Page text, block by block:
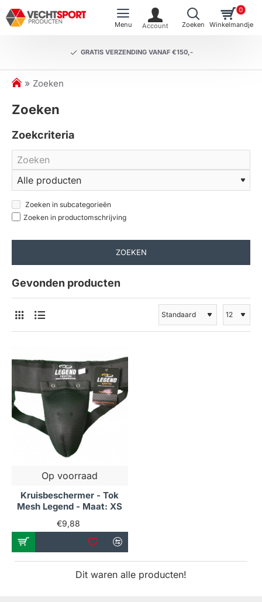
GRATIS VERZENDING VANAF €150,-
0
h
m
Zoeken
Zoeken
Zoekcriteria
Zoeken in subcategorieën
Zoeken in productomschrijving
ZOEKEN
Gevonden producten
Op voorraad
Kruisbeschermer - Tok
Mesh Legend - Maat: XS
€9,88
Dit waren alle producten!